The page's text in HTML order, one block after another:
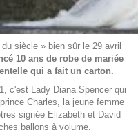
siècle » bien sûr le 29 avril
10 ans de robe de mariée
qui a fait un carton.
c'est Lady Diana Spencer qui
Charles, la jeune femme
signée Elizabeth et David
ballons à volume.